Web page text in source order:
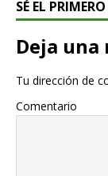
SÉ EL
Deja una
Tu dirección de
Comentario